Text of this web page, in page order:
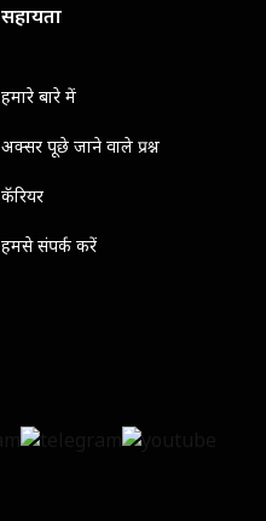
सहायता
हमारे बारे में
अक्सर पूछे जाने वाले प्रश्न
कॅरियर
हमसे संपर्क करें